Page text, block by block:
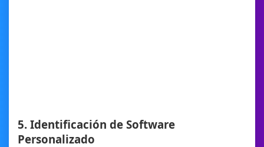
5. Identificación de Software
Personalizado